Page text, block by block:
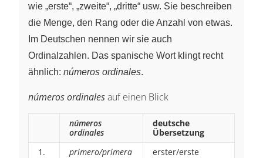
wie „erste“, „zweite“, „dritte“ usw. Sie beschreiben
die Menge, den Rang oder die Anzahl von etwas.
Im Deutschen nennen wir sie auch
Ordinalzahlen. Das spanische Wort klingt recht
ähnlich: números ordinales.
números ordinalesauf einen Blick
números
ordinales
deutsche
Übersetzung
1.
primero/primera
erster/erste